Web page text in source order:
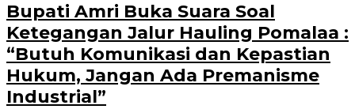
Bupati Amri Buka Suara Soal
Ketegangan Jalur Hauling Pomalaa :
“Butuh Komunikasi dan Kepastian
Hukum, Jangan Ada Premanisme
Industrial”